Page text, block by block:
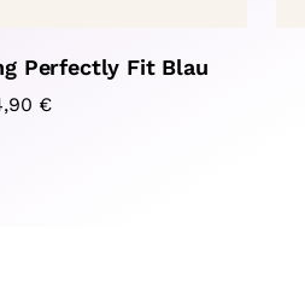
Perfectly Fit Blau
€